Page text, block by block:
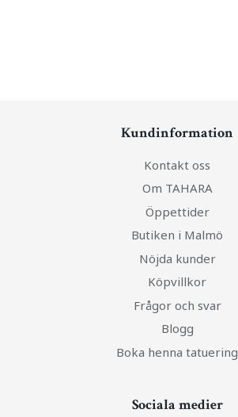
Kundinformation
Kontakt oss
Om TAHARA
Öppettider
Butiken i Malmö
Nöjda kunder
Köpvillkor
Frågor och svar
Blogg
Boka henna tatuering
Sociala medier